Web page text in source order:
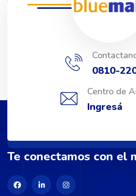
0810-
Centro de
Ingresá
Te conectamos con el